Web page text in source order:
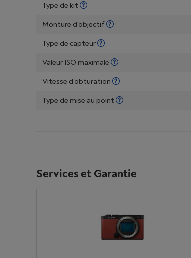
Type de kit
Monture d'objectif
Type de capteur
Valeur ISO maximale
Vitesse d'obturation
Type de mise au point
Services et Garantie